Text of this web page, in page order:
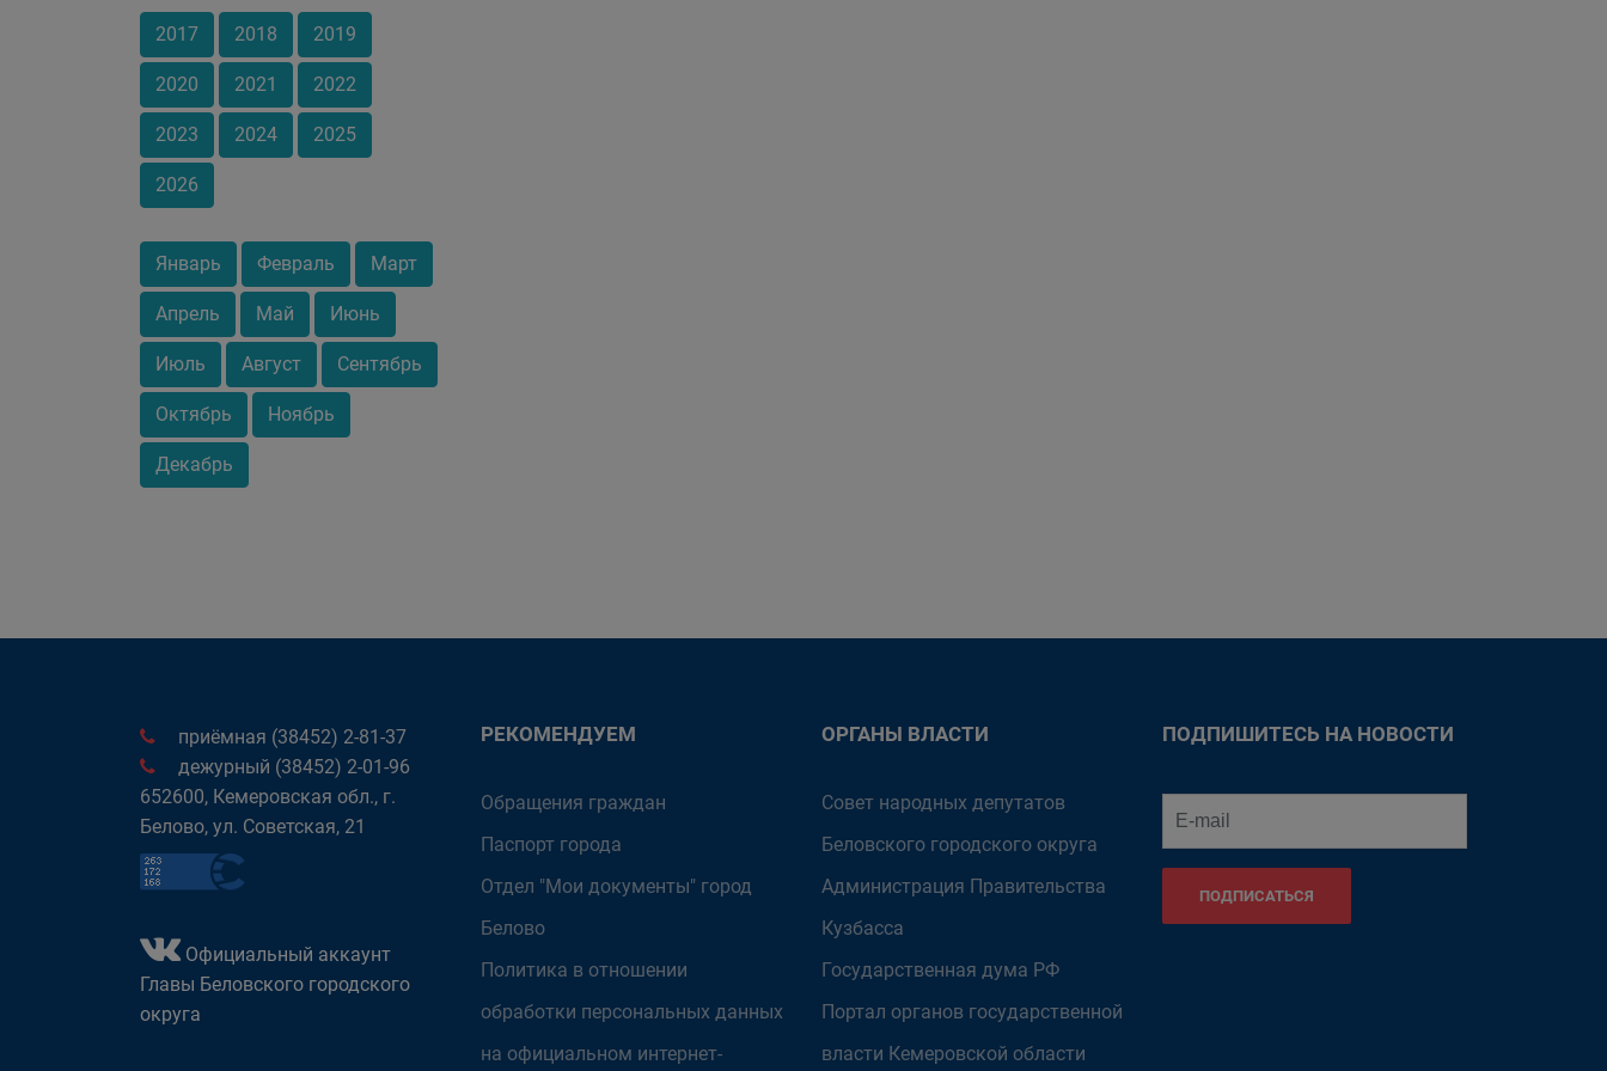
2017 2018 2019
2020 2021 2022
2023 2024 2025
2026
Январь Февраль Март
Апрель Май Июнь
Июль Август Сентябрь
Октябрь Ноябрь
Декабрь
приёмная (38452) 2-81-37
дежурный (38452) 2-01-96
652600, Кемеровская обл., г.
Белово, ул. Советская, 21
Официальный аккаунт
Главы Беловского городского
округа
РЕКОМЕНДУЕМ
Обращения граждан
Паспорт города
Отдел "Мои документы" город
Белово
Политика в отношении
обработки персональных данных
на официальном интернет-
ОРГАНЫ ВЛАСТИ
Совет народных депутатов
Беловского городского округа
Администрация Правительства
Кузбасса
Государственная дума РФ
Портал органов государственной
власти Кемеровской области
ПОДПИШИТЕСЬ НА НОВОСТИ
ПОДПИСАТЬСЯ